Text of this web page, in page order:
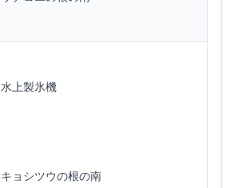
水上製氷機
キョシツウの根の南